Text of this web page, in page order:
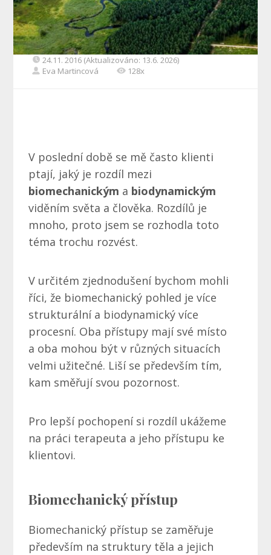
24.11. 2016 (Aktualizováno: 13.6. 2026)
Eva Martincová
128x
V poslední době se mě často klienti
ptají, jaký je rozdíl mezi
biomechanickým a biodynamickým
viděním světa a člověka. Rozdílů je
mnoho, proto jsem se rozhodla toto
téma trochu rozvést.
V určitém zjednodušení bychom mohli
říci, že biomechanický pohled je více
strukturální a biodynamický více
procesní. Oba přístupy mají své místo
a oba mohou být v různých situacích
velmi užitečné. Liší se především tím,
kam směřují svou pozornost.
Pro lepší pochopení si rozdíl ukážeme
na práci terapeuta a jeho přístupu ke
klientovi.
Biomechanický přístup
Biomechanický přístup se zaměřuje
především na struktury těla a jejich